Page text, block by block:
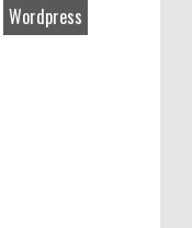
Wordpress